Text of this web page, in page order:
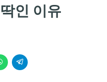
인 이유